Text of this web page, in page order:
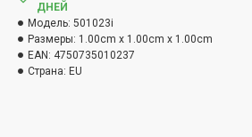
ДНЕЙ
Модель: 501023i
Размеры: 1.00cm x 1.00cm x 1.00cm
EAN: 4750735010237
Страна: EU